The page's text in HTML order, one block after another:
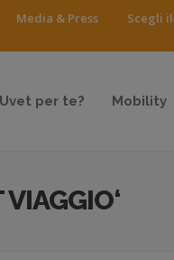
Media & Press Scegli
per te? Mobility